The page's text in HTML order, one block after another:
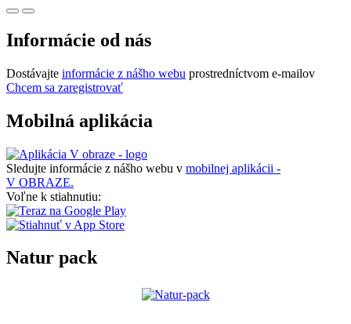
Informácie od nás
Dostávajte informácie z nášho webu prostredníctvom e-mailov
Chcem sa zaregistrovať
Mobilná aplikácia
Sledujte informácie z nášho webu v mobilnej aplikácii -
V OBRAZE.
Voľne k stiahnutiu:
Natur pack